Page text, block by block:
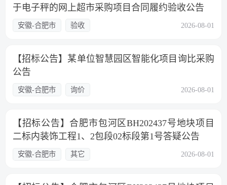
于电子秤的网上超市采购项目合同履约验收公告
安徽-合肥市 验收 2026-08-01
【招标公告】某单位智慧园区智能化项目询比采购
公告
安徽-合肥市 询价 2026-08-01
【招标公告】合肥市包河区BH202437号地块项目
二标内装饰工程1、2包段02标段第1号答疑公告
安徽-合肥市 其它 2026-08-01